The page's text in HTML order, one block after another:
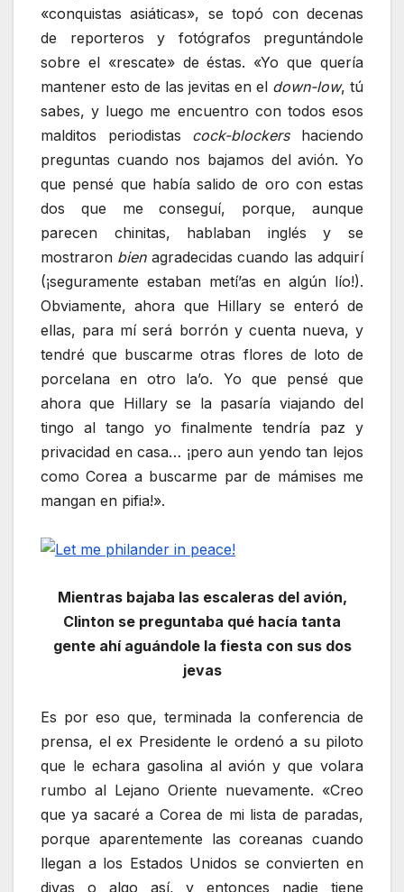
«conquistas asiáticas», se topó con decenas
de reporteros y fotógrafos preguntándole
sobre el «rescate» de éstas. «Yo que quería
mantener esto de las jevitas en el down-low, tú
sabes, y luego me encuentro con todos esos
malditos periodistas cock-blockershaciendo
preguntas cuando nos bajamos del avión. Yo
que pensé que había salido de oro con estas
dos que me conseguí, porque, aunque
parecen chinitas, hablaban inglés y se
mostraron bienagradecidas cuando las adquirí
(¡seguramente estaban metí’as en algún lío!).
Obviamente, ahora que Hillary se enteró de
ellas, para mí será borrón y cuenta nueva, y
tendré que buscarme otras flores de loto de
porcelana en otro la’o. Yo que pensé que
ahora que Hillary se la pasaría viajando del
tingo al tango yo finalmente tendría paz y
privacidad en casa… ¡pero aun yendo tan lejos
como Corea a buscarme par de mámises me
mangan en pifia!».
Mientras bajaba las escaleras del avión,
Clinton se preguntaba qué hacía tanta
gente ahí aguándole la fiesta con sus dos
jevas
Es por eso que, terminada la conferencia de
prensa, el ex Presidente le ordenó a su piloto
que le echara gasolina al avión y que volara
rumbo al Lejano Oriente nuevamente. «Creo
que ya sacaré a Corea de mi lista de paradas,
porque aparentemente las coreanas cuando
llegan a los Estados Unidos se convierten en
divas o algo así, y entonces nadie tiene